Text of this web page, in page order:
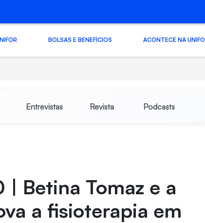
BOLSAS E BENEFÍCIOS ACONTECE NA
Entrevistas Revista Podcasts
| Betina Tomaz e a
a fisioterapia em